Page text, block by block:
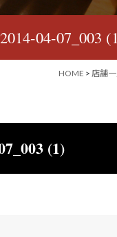
2014-04-07_003
HOME > 店舗
(1)